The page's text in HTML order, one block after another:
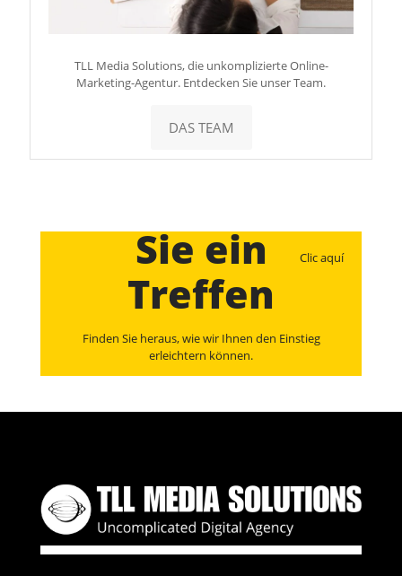
TLL Media Solutions, die unkomplizierte Online-
Marketing-Agentur. Entdecken Sie unser Team.
DAS TEAM
Clic aquí
Sie ein
Treffen
Finden Sie heraus, wie wir Ihnen den Einstieg
erleichtern können.